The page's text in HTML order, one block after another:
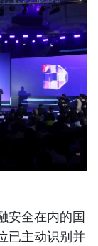
安全在内的国
已主动识别并